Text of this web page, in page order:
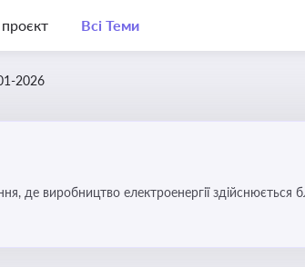
Всі Теми
2026
де виробництво електроенергії
при транспортуванні енергії та